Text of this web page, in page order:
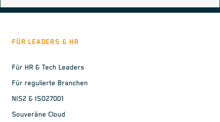
FÜR LEADERS & HR
Für HR & Tech Leaders
Für regulierte Branchen
NIS2 & ISO27001
Souveräne Cloud